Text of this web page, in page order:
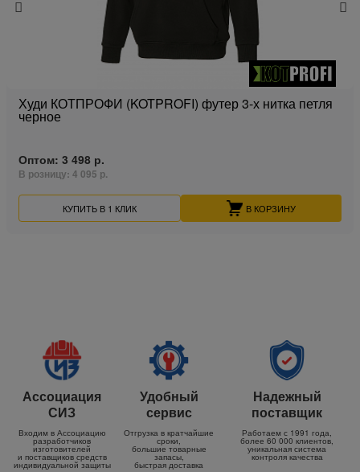
Худи КОТПРОФИ (KOTPROFI) футер 3-х нитка петля
черное
Оптом: 3 498 р.
В розницу: 4 095 р.
КУПИТЬ В 1 КЛИК В КОРЗИНУ
Ассоциация
СИЗ
Входим в Ассоциацию
разработчиков
изготовителей
и поставщиков средств
индивидуальной защиты
Удобный
сервис
Отгрузка в кратчайшие
сроки,
большие товарные
запасы,
быстрая доставка
Надежный
поставщик
Работаем с 1991 года,
более 60 000 клиентов,
уникальная система
контроля качества